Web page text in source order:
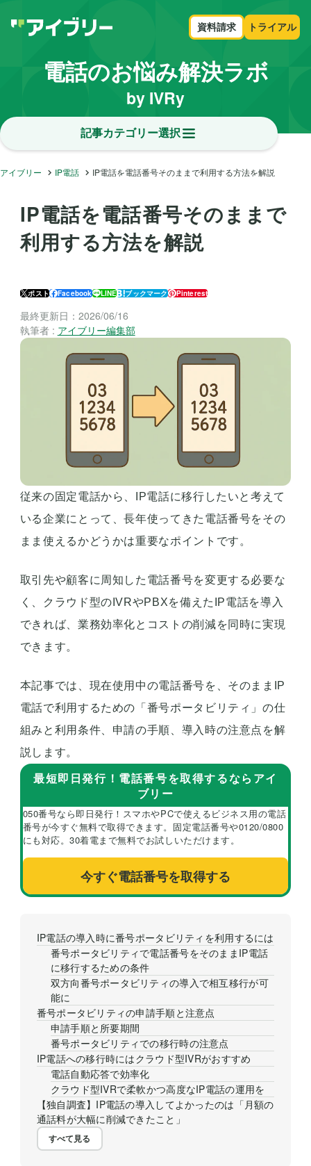
資料請求 トライアル
電話のお悩み解決ラボ
by IVRy
記事カテゴリー選択
アイブリー IP電話 IP電話を電話番号そのままで利用する方法を解説
IP電話を電話番号そのままで
利用する方法を解説
ポスト Facebook LINE ブックマーク Pinterest
最終更新日： 2026/06/16
執筆者 : アイブリー編集部
従来の固定電話から、IP電話に移行したいと考えて
いる企業にとって、長年使ってきた電話番号をその
まま使えるかどうかは重要なポイントです。
取引先や顧客に周知した電話番号を変更する必要な
く、クラウド型のIVRやPBXを備えたIP電話を導入
できれば、業務効率化とコストの削減を同時に実現
できます。
本記事では、現在使用中の電話番号を、そのままIP
電話で利用するための「番号ポータビリティ」の仕
組みと利用条件、申請の手順、導入時の注意点を解
説します。
最短即日発行！電話番号を取得するならアイ
ブリー
050番号なら即日発行！スマホやPCで使えるビジネス用の電話
番号が今すぐ無料で取得できます。固定電話番号や0120/0800
にも対応。30着電まで無料でお試しいただけます。
今すぐ電話番号を取得する
IP電話の導入時に番号ポータビリティを利用するには
番号ポータビリティで電話番号をそのままIP電話
に移行するための条件
双方向番号ポータビリティの導入で相互移行が可
能に
番号ポータビリティの申請手順と注意点
申請手順と所要期間
番号ポータビリティでの移行時の注意点
IP電話への移行時にはクラウド型IVRがおすすめ
電話自動応答で効率化
クラウド型IVRで柔軟かつ高度なIP電話の運用を
【独自調査】IP電話の導入してよかったのは「月額の
通話料が大幅に削減できたこと」
すべて見る